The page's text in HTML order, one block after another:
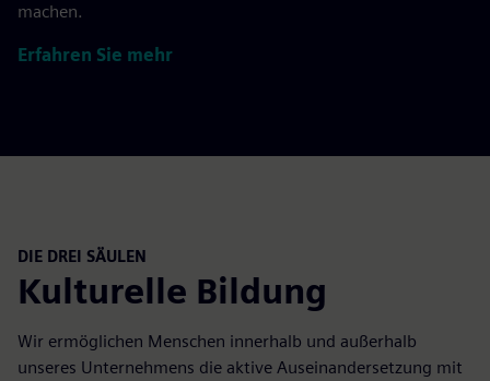
machen.
Erfahren Sie mehr
DIE DREI SÄULEN
Kulturelle Bildung
Wir ermöglichen Menschen innerhalb und außerhalb
unseres Unternehmens die aktive Auseinandersetzung mit